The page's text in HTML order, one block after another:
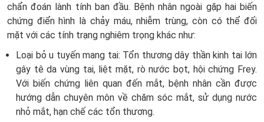
chẩn đoán lành tính ban đầu. Bệnh nhân ngoài gặp hai biến
chứng điển hình là chảy máu, nhiễm trùng, còn có thể đối
mặt với các tính trạng nghiêm trọng khác như:
Loại bỏ u tuyến mang tai: Tổn thương dây thần kinh tai lớn
gây tê da vùng tai, liệt mặt, rò nước bọt, hội chứng Frey.
Với biến chứng liên quan đến mắt, bệnh nhân cần được
hướng dẫn chuyên môn về chăm sóc mắt, sử dụng nước
nhỏ mắt, hạn chế các tổn thương.